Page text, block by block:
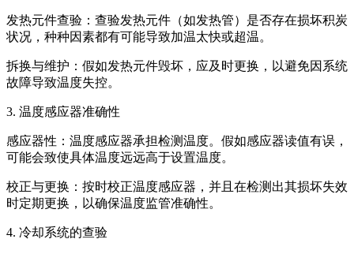
发热元件查验：查验发热元件（如发热管）是否存在损坏积炭
状况，种种因素都有可能导致加温太快或超温。
拆换与维护：假如发热元件毁坏，应及时更换，以避免因系统
故障导致温度失控。
3. 温度感应器准确性
感应器性：温度感应器承担检测温度。假如感应器读值有误，
可能会致使具体温度远远高于设置温度。
校正与更换：按时校正温度感应器，并且在检测出其损坏失效
时定期更换，以确保温度监管准确性。
4. 冷却系统的查验